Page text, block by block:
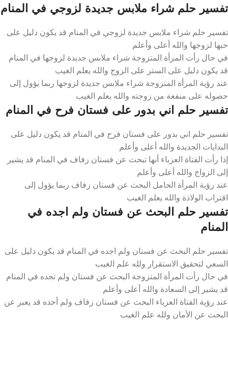
تفسير حلم شراء ملابس جديدة لزوجي في المنام
تفسير حلم شراء ملابس جديدة لزوجي في المنام قد يكون دليل على
حبها لزوجها والله أعلى وأعلم
في حال رأت المرأة المتزوجة شراء ملابس جديدة لزوجها في المنام
قد يكون دليل على الستر على الزوج والله يعلم الغيب
عند رؤية المرأة المتزوجة شراء ملابس جديدة لزوجها ربما يؤول إلى
حصوله على منفعة من زوجته والله يعلم الغيب
تفسير حلم اني بدور على فستان فرح في المنام
تفسير حلم اني بدور على فستان فرح في المنام قد يكون دليل على
البدايات الجديدة والله أعلى وأعلم
إذا رأت الفتاة العزباء أنها تبحث عن فستان زفاف في المنام قد يشير
إلى الزواج والله أعلى وأعلم
عند رؤية المرأة الحامل البحث عن فستان زفاف ربما يؤول إلى
اقتراب الولادة والله يعلم الغيب
تفسير حلم البحث عن فستان ولم اجده في
المنام
تفسير حلم البحث عن فستان ولم اجده في المنام قد يكون دليل على
السعي لتحقيق الاستقرار ولله علم الغيب
في حال رأت المرأة المتزوجة البحث عن فستان ولم تجده في المنام
قد يشير إلى السعادة والله أعلى وأعلم
عند رؤية الفتاة العزباء البحث عن فستان زفاف ولم أجده قد يعبر عن
البحث عن الأمان ولله علم الغيب